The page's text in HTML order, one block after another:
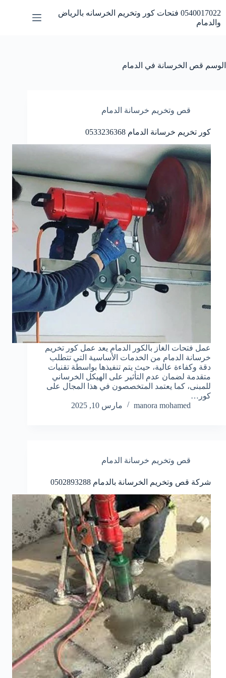
إلى
المحتوى
0540017022 فتحات كور وتخريم الخرسانه بالرياض
والدمام
الوسم قص الخرسانة في الدمام
قص وتخريم خرسانة الدمام
كور تخريم خرسانة الدمام 0533236368
عمل فتحات الغاز بالكور الدمام يعد عمل كور تخريم
خرسانة الدمام من الخدمات الأساسية التي تتطلب
دقة وكفاءة عالية، حيث يتم تنفيذها بواسطة تقنيات
متقدمة لضمان عدم التأثير على الهيكل الخرساني
للمبنى، كما يعتمد المتخصصون في هذا المجال على
كور…
manora mohamed
مارس 10, 2025
قص وتخريم خرسانة الدمام
شركة قص وتخريم الخرسانة بالدمام 0502893288